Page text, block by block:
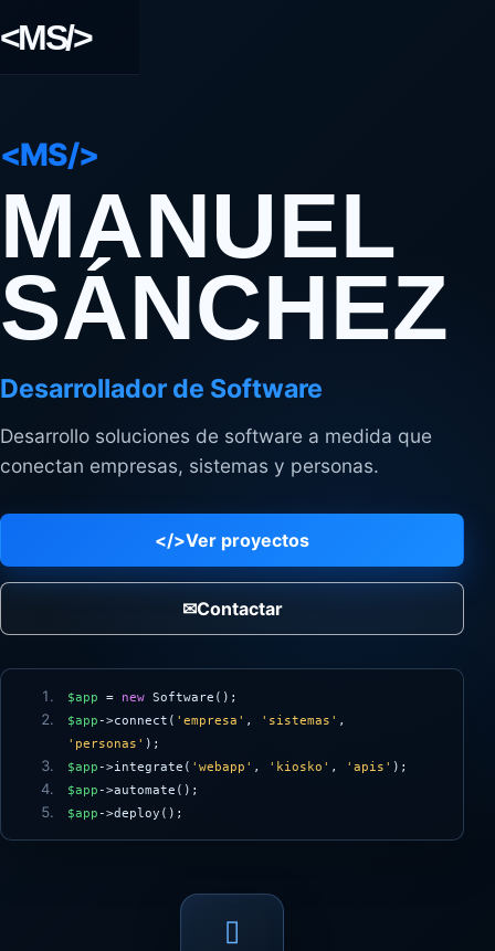
<MS/>
<MS/>
MANUEL
SÁNCHEZ
Desarrollador de Software
Desarrollo soluciones de software a medida que
conectan empresas, sistemas y personas.
</>Ver proyectos
✉Contactar
$app = new Software();
$app ->connect( 'empresa' , 'sistemas' ,
'personas' );
$app ->integrate( 'webapp' , 'kiosko' , 'apis' );
$app ->automate();
$app ->deploy();
▯